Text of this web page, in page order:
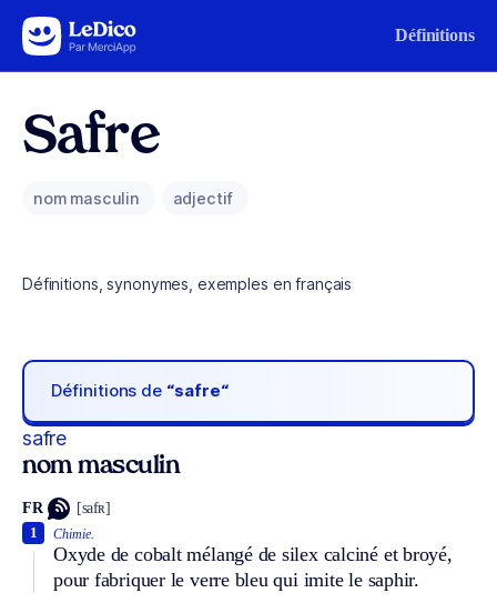
Aller au contenu Définitions
Safre
nom masculin adjectif
Définitions, synonymes, exemples en français
Définitions de “safre“
safre
nom masculin
FR [safʀ]
Chimie.
Oxyde de cobalt mélangé de silex calciné et broyé,
pour fabriquer le verre bleu qui imite le saphir.
1